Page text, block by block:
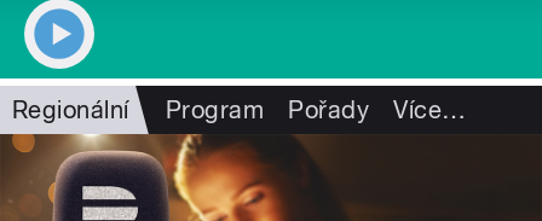
Regionální Program Pořady Více…